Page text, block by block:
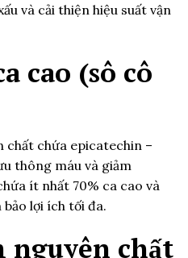
và cải thiện hiệu suất vận
cao (sô cô
chất chứa epicatechin –
thông máu và giảm
ít nhất 70% ca cao và
lợi ích tối đa.
nguyên chất